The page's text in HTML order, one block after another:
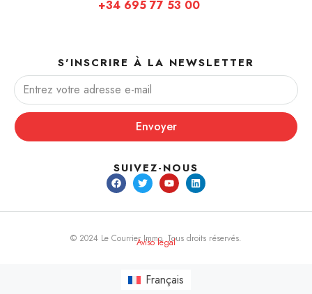
+34 695 77 53 00
S'INSCRIRE À LA NEWSLETTER
Envoyer
SUIVEZ-NOUS
© 2024 Le Courrier Immo. Tous droits réservés.
Aviso legal
Français